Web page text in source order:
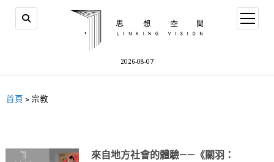
2026-08-07
首頁 >宗教
來自地方社會的體驗——《關羽：